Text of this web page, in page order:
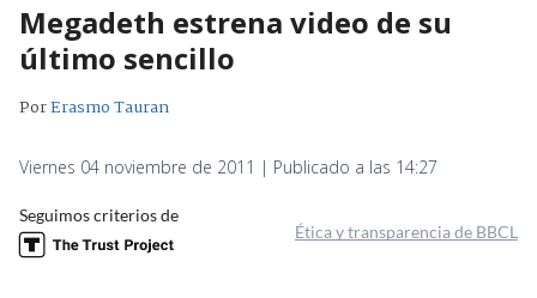
Megadeth estrena video de su
último sencillo
PorErasmo Tauran
Viernes 04 noviembre de 2011 | Publicado a las 14:27
Seguimos criterios de
Ética y transparencia de BBCL